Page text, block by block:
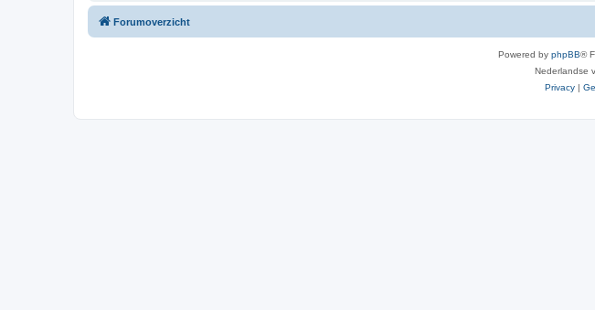
Forumoverzicht
Powered by phpBB®
Nederlandse
Privacy |